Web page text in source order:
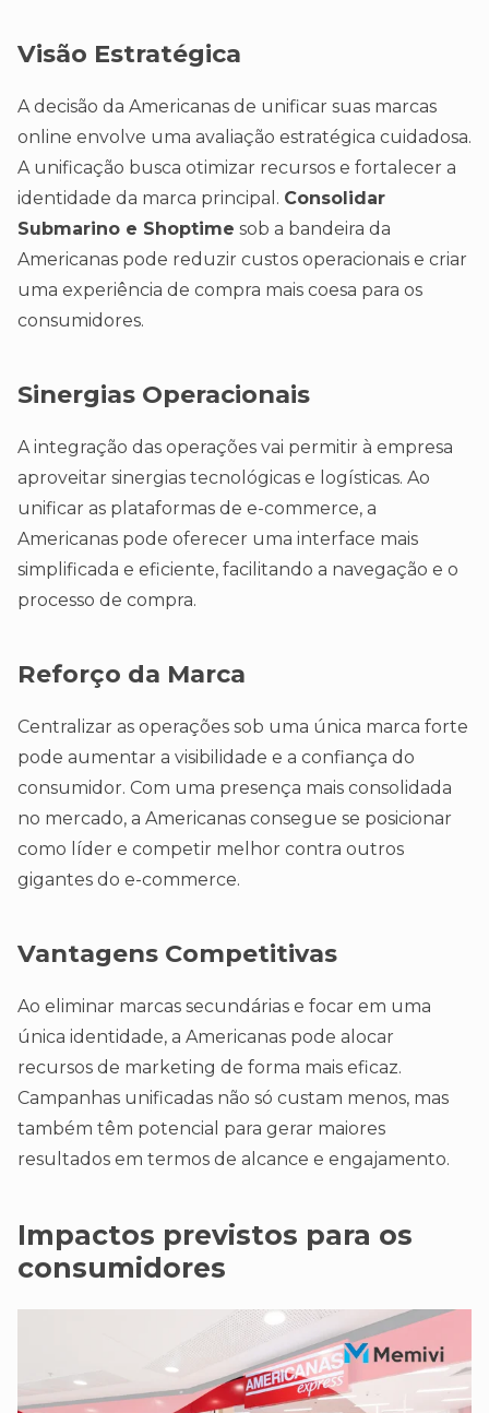
Visão Estratégica
A decisão da Americanas de unificar suas marcas
online envolve uma avaliação estratégica cuidadosa.
A unificação busca otimizar recursos e fortalecer a
identidade da marca principal. Consolidar
Submarino e Shoptime sob a bandeira da
Americanas pode reduzir custos operacionais e criar
uma experiência de compra mais coesa para os
consumidores.
Sinergias Operacionais
A integração das operações vai permitir à empresa
aproveitar sinergias tecnológicas e logísticas. Ao
unificar as plataformas de e-commerce, a
Americanas pode oferecer uma interface mais
simplificada e eficiente, facilitando a navegação e o
processo de compra.
Reforço da Marca
Centralizar as operações sob uma única marca forte
pode aumentar a visibilidade e a confiança do
consumidor. Com uma presença mais consolidada
no mercado, a Americanas consegue se posicionar
como líder e competir melhor contra outros
gigantes do e-commerce.
Vantagens Competitivas
Ao eliminar marcas secundárias e focar em uma
única identidade, a Americanas pode alocar
recursos de marketing de forma mais eficaz.
Campanhas unificadas não só custam menos, mas
também têm potencial para gerar maiores
resultados em termos de alcance e engajamento.
Impactos previstos para os
consumidores